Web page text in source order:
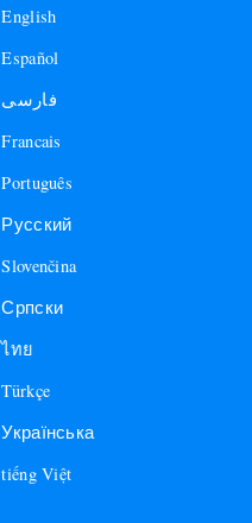
English
Español
فارسی
Francais
Português
Русский
Slovenčina
Српски
ไทย
Türkçe
Українська
tiếng Việt